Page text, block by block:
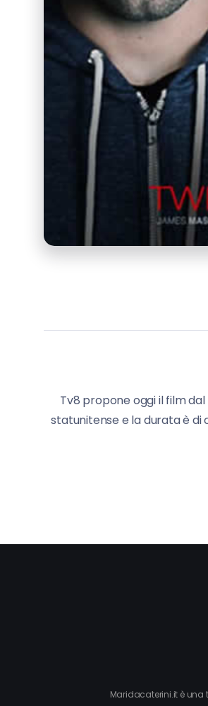
Tv8 propone oggi il film
statunitense e la durata è di
Maridacaterini.it è una